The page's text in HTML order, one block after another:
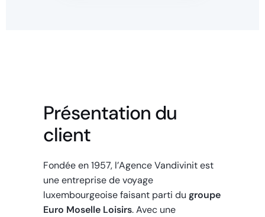
Présentation du
client
Fondée en 1957, l’Agence Vandivinit est
une entreprise de voyage
luxembourgeoise faisant parti du groupe
Euro Moselle Loisirs. Avec une